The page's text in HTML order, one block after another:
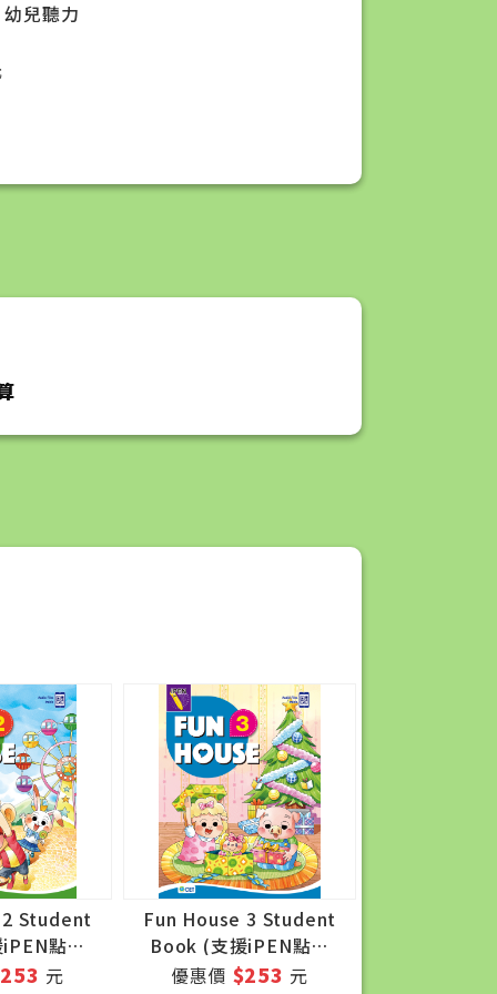
兒聽力
Student
點讀
元
Fun House 3 Student
Book (支援iPEN點讀
筆)
優惠價 $253 元